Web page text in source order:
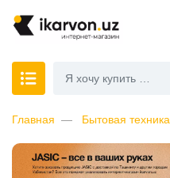
Главная Бытовая техника